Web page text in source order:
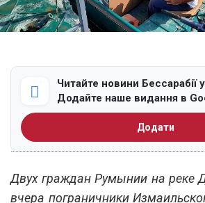
Читайте новини Бессарабії у
Додайте наше видання в
Додати
Двух граждан Румынии на реке
вчера пограничники